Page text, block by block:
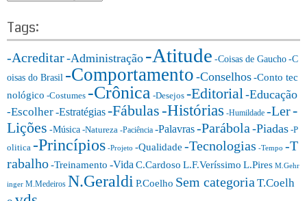
o
t
e
r
i
a
s:
Tags:
-Acreditar-Administração -Atitude -Coisas de Gaucho -C
oisas do Brasil -Comportamento -Conselhos-Conto tec
nológico -Costumes -Crônica -Desejos -Editorial-Educação
-Escolher-Estratégias-Fábulas-Histórias -Humildade -Ler-
Lições -Música -Natureza -Paciência -Palavras-Parábola -Piadas -P
olitica -Princípios -Projeto -Qualidade -Tecnologias -Tempo -T
rabalho-Treinamento -VidaC.Cardoso L.F.Veríssimo L.Pires M.Gehr
inger M.Medeiros N.Geraldi P.Coelho Sem categoria T.Coelh